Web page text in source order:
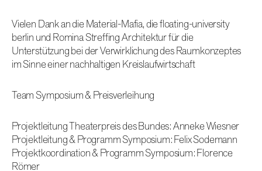
Vielen Dank an die Material-Mafia, die floating-university
berlin und Romina Streffing Architektur für die
Unterstützung bei der Verwirklichung des Raumkonzeptes
im Sinne einer nachhaltigen Kreislaufwirtschaft
Team Symposium & Preisverleihung
Projektleitung Theaterpreis des Bundes: Anneke Wiesner
Projektleitung & Programm Symposium: Felix Sodemann
Projektkoordination & Programm Symposium: Florence
Römer